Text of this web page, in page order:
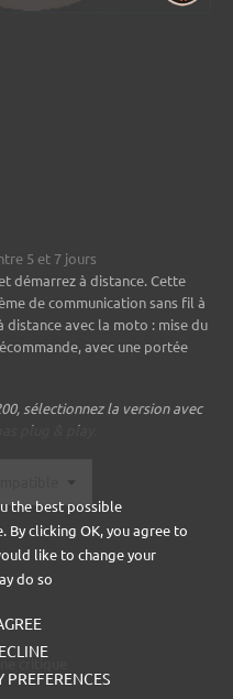
the best possible
By clicking OK, you agree to
like to change your
do so
PREFERENCES
5 et 7 jours
démarrez à distance. Cette
de communication sans fil à
avec la moto : mise du
avec une portée
sélectionnez la version avec
plug & play.